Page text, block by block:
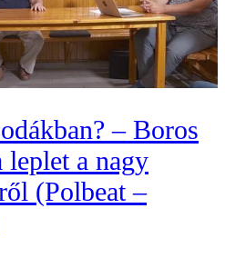
– Boros
leplet a nagy
(Polbeat –